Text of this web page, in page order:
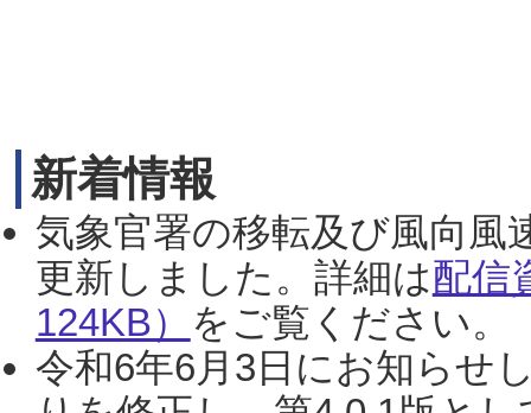
新着情報
気象官署の移転及び風向風
更新しました。詳細は配信
124KB） をご覧ください。
令和6年6月3日にお知らせ